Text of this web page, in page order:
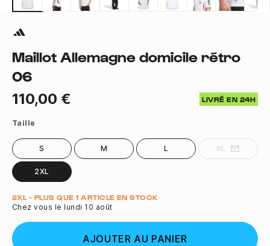
Maillot Allemagne domicile rétro
06
110,00 € LIVRÉ EN 24H
Taille
S M L XL
2XL
Quantité
2XL - PLUS QUE 1 ARTICLE EN STOCK
Chez vous le lundi 10 août
AJOUTER AU PANIER